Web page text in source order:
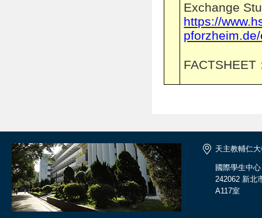
Exchange
https://
FACTSHEET
天主教輔仁
國際學生中心
242062 新北
A117室